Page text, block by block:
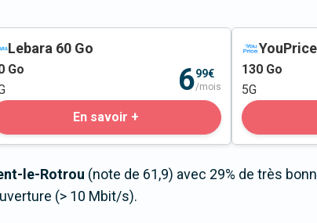
Lebara 60 Go
Go
699€
/mois
En savoir +
130 Go
5G
le-Rotrou (note de 61,9) avec 29% de très
(> 10 Mbit/s).